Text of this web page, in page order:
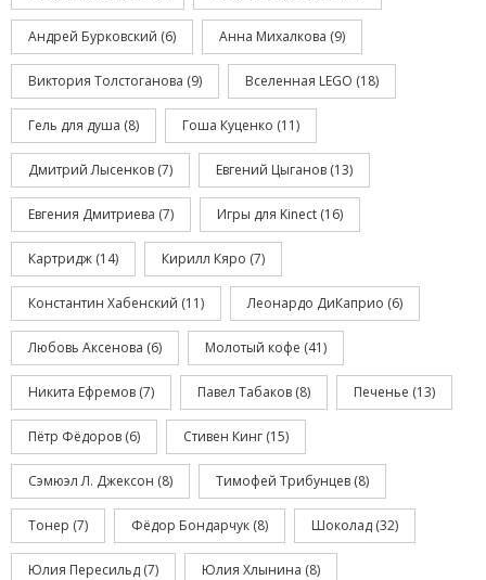
Андрей Бурковский (6) Анна Михалкова (9)
Виктория Толстоганова (9) Вселенная LEGO (18)
Гель для душа (8) Гоша Куценко (11)
Дмитрий Лысенков (7) Евгений Цыганов (13)
Евгения Дмитриева (7) Игры для Kinect (16)
Картридж (14) Кирилл Кяро (7)
Константин Хабенский (11) Леонардо ДиКаприо (6)
Любовь Аксенова (6) Молотый кофе (41)
Никита Ефремов (7) Павел Табаков (8) Печенье (13)
Пётр Фёдоров (6) Стивен Кинг (15)
Сэмюэл Л. Джексон (8) Тимофей Трибунцев (8)
Тонер (7) Фёдор Бондарчук (8) Шоколад (32)
Юлия Пересильд (7) Юлия Хлынина (8)